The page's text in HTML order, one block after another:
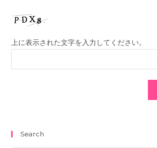
上に表示された文字を入力してください。
Search